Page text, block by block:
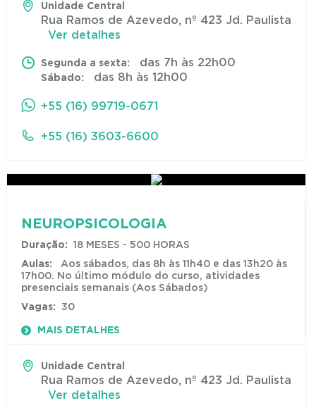
Unidade Central
Rua Ramos de Azevedo, nº 423 Jd. Paulista
Ver detalhes
Segunda a sexta: das 7h às 22h00
Sábado: das 8h às 12h00
+55 (16) 99719-0671
+55 (16) 3603-6600
NEUROPSICOLOGIA
Duração:
18 MESES - 500 HORAS
Aulas:
Aos sábados, das 8h às 11h40 e das 13h20 às
17h00. No último módulo do curso, atividades
presenciais semanais (Aos Sábados)
Vagas:
30
MAIS DETALHES
Unidade Central
Rua Ramos de Azevedo, nº 423 Jd. Paulista
Ver detalhes